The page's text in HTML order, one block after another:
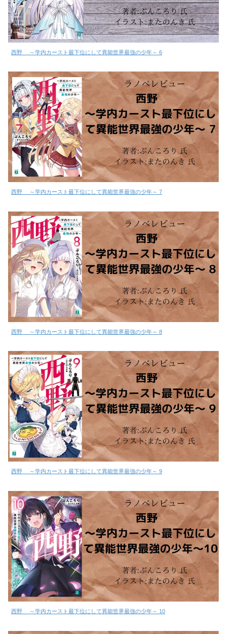
西野 ～学内カースト最下位にして異能世界最強の少年～ 6
西野 ～学内カースト最下位にして異能世界最強の少年～ 7
西野 ～学内カースト最下位にして異能世界最強の少年～ 8
西野 ～学内カースト最下位にして異能世界最強の少年～ 9
西野 ～学内カースト最下位にして異能世界最強の少年～ 10